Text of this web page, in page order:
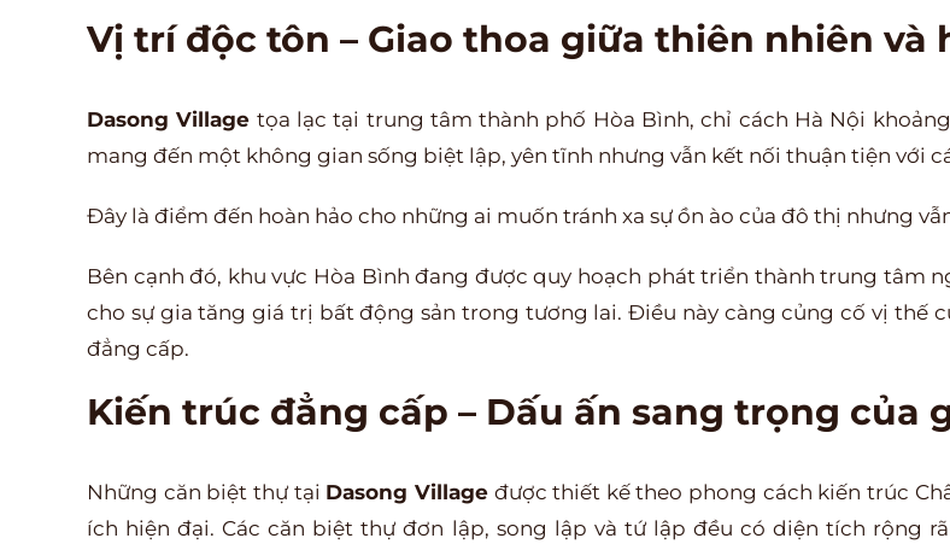
Vị trí độc tôn – Giao thoa giữa thiên nhiên và
Dasong Village tọa lạc tại trung tâm thành phố Hòa Bình, chỉ cách Hà Nội
mang đến một không gian sống biệt lập, yên tĩnh nhưng vẫn kết nối thuận tiện với
Đây là điểm đến hoàn hảo cho những ai muốn tránh xa sự ồn ào của đô thị nhưng
Bên cạnh đó, khu vực Hòa Bình đang được quy hoạch phát triển thành trung tâm
cho sự gia tăng giá trị bất động sản trong tương lai. Điều này càng củng cố vị thế
đẳng cấp.
Kiến trúc đẳng cấp – Dấu ấn sang trọng của
Những căn biệt thự tại Dasong Villageđược thiết kế theo phong cách kiến trúc
ích hiện đại. Các căn biệt thự đơn lập, song lập và tứ lập đều có diện tích rộng